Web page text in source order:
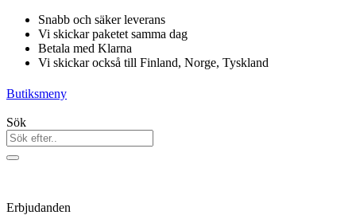
Hoppa
innehåll
Snabb och säker leverans
Vi skickar paketet samma dag
Betala med Klarna
Vi skickar också till Finland, Norge, Tyskland
Butiksmeny
Sök
Erbjudanden